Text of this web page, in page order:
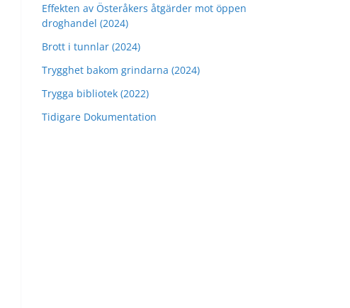
Effekten av Österåkers åtgärder mot öppen
droghandel (2024)
Brott i tunnlar (2024)
Trygghet bakom grindarna (2024)
Trygga bibliotek (2022)
Tidigare Dokumentation